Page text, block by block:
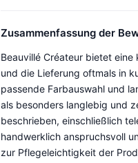
Zusammenfassung der
Beauvillé Créateur bietet
und die Lieferung oftmals in
passende Farbauswahl und
als besonders langlebig und
beschrieben, einschließlich
handwerklich anspruchsvoll
zur Pflegeleichtigkeit der